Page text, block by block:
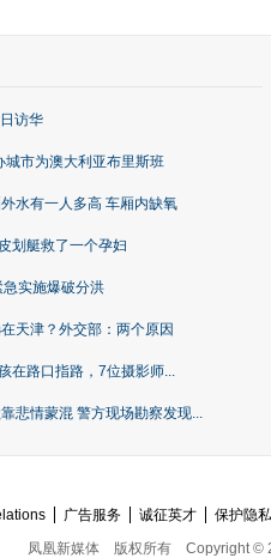
访华
市为澳大利亚布里斯班
水有一人多高 车厢内缺氧
划艇救了一个孕妇
实施爆破分洪
天津？外交部：两个原因
在路口指路，7位摄影师...
悲情蒙混 警方现场勘察发现...
广告服务 诚征英才
保护隐
凤凰新媒体
版权所有 Copyright ©